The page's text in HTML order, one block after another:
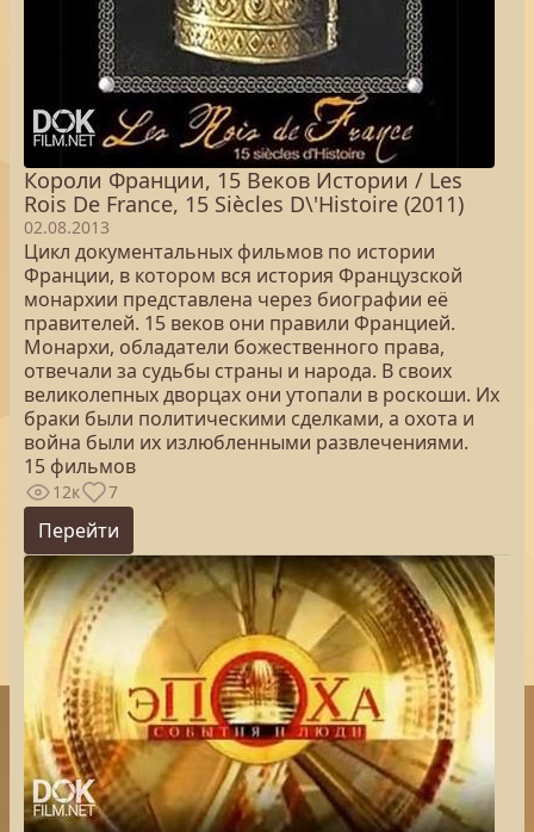
Короли Франции, 15 Веков Истории / Les
Rois De France, 15 Siècles D\'Histoire (2011)
02.08.2013
Цикл документальных фильмов по истории
Франции, в котором вся история Французской
монархии представлена через биографии её
правителей. 15 веков они правили Францией.
Монархи, обладатели божественного права,
отвечали за судьбы страны и народа. В своих
великолепных дворцах они утопали в роскоши. Их
браки были политическими сделками, а охота и
война были их излюбленными развлечениями.
15 фильмов
12к 7
Перейти